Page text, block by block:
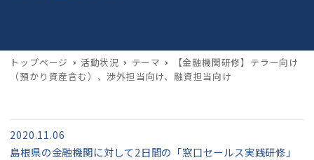
トップページ 活動状況 テーマ
【金融機関研修】テラー向け
（預かり資産含む）、渉外担当向け、融資担当向け
島根県の金融機関に対して2日間の「窓口セールス実践研修」
2020.11.06